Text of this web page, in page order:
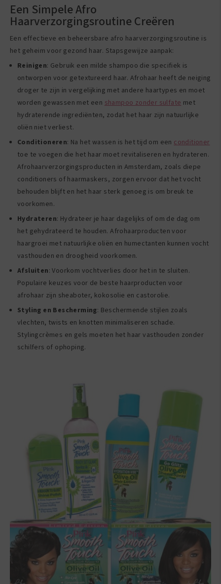
Een Simpele Afro
Haarverzorgingsroutine Creëren
Een effectieve en beheersbare afro haarverzorgingsroutine is
het geheim voor gezond haar. Stapsgewijze aanpak:
Reinigen: Gebruik een milde shampoo die specifiek is
ontworpen voor getextureerd haar. Afrohaar heeft de neiging
droger te zijn in vergelijking met andere haartypes en moet
worden gewassen met een shampoo zonder sulfate met
hydraterende ingrediënten, zodat het haar zijn natuurlijke
oliën niet verliest.
Conditioneren: Na het wassen is het tijd om een conditioner
toe te voegen die het haar moet revitaliseren en hydrateren.
Afrohaarverzorgingsproducten in Amsterdam, zoals diepe
conditioners of haarmaskers, zorgen ervoor dat het vocht
behouden blijft en het haar sterk genoeg is om breuk te
voorkomen.
Hydrateren: Hydrateer je haar dagelijks of om de dag om
het gehydrateerd te houden. Afrohaarproducten voor
haargroei met natuurlijke oliën en humectanten kunnen vocht
vasthouden en droogheid voorkomen.
Afsluiten: Voorkom vochtverlies door het in te sluiten.
Populaire keuzes voor de beste haarproducten voor
afrohaar zijn sheaboter, kokosolie en castorolie.
Styling en Bescherming: Beschermende stijlen zoals
vlechten, twists en knotten minimaliseren schade.
Stylingcrèmes en gels moeten het haar vasthouden zonder
schilfers of ophoping.